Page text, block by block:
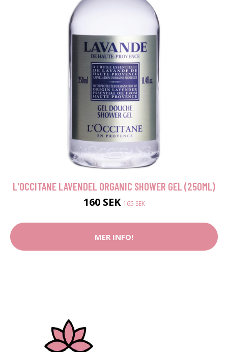
L'OCCITANE LAVENDEL ORGANIC SHOWER GEL (250ML)
160 SEK165 SEK
MER INFO!